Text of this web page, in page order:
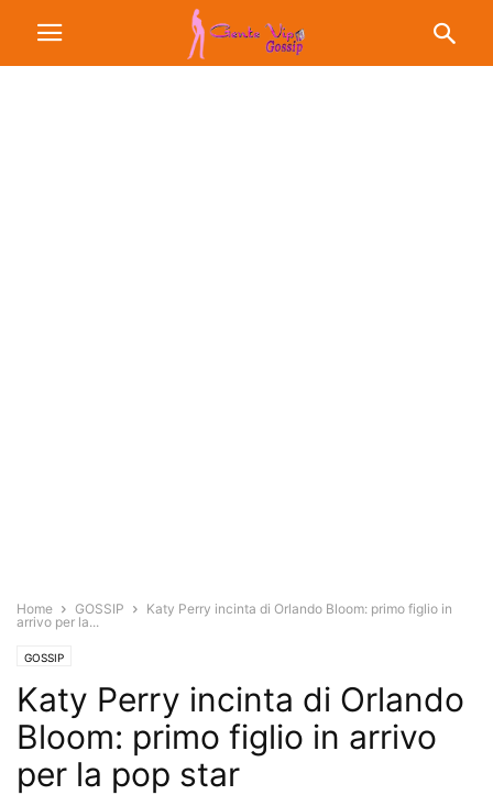
Home GOSSIP
Katy Perry incinta di Orlando Bloom: primo figlio in
arrivo per la...
GOSSIP
Katy Perry incinta di Orlando
Bloom: primo figlio in arrivo
per la pop star